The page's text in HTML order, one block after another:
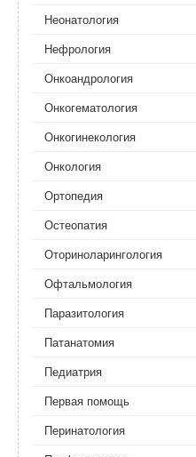
Неонатология‎
Нефрология‎
Онкоандрология
Онкогематология‎
Онкогинекология‎
Онкология‎
Ортопедия‎
Остеопатия
Оториноларингология
Офтальмология
Паразитология‎
Патанатомия
Педиатрия
Первая помощь
Перинатология‎